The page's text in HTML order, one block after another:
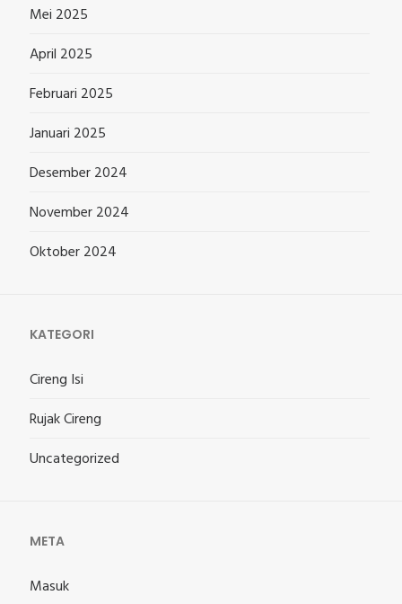
Mei 2025
April 2025
Februari 2025
Januari 2025
Desember 2024
November 2024
Oktober 2024
KATEGORI
Cireng Isi
Rujak Cireng
Uncategorized
META
Masuk